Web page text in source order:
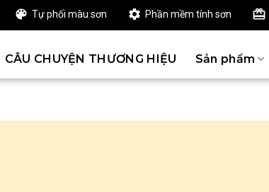
Tự phối màu sơn Phần mềm tính sơn
CÂU CHUYỆN THƯƠNG HIỆU Sản phẩm